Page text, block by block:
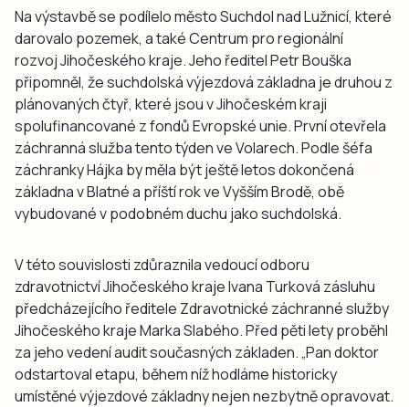
Na výstavbě se podílelo město Suchdol nad Lužnicí, které
darovalo pozemek, a také Centrum pro regionální
rozvoj Jihočeského kraje. Jeho ředitel Petr Bouška
připomněl, že suchdolská výjezdová základna je druhou z
plánovaných čtyř, které jsou v Jihočeském kraji
spolufinancované z fondů Evropské unie. První otevřela
záchranná služba tento týden ve Volarech. Podle šéfa
záchranky Hájka by měla být ještě letos dokončená
základna v Blatné a příští rok ve Vyšším Brodě, obě
vybudované v podobném duchu jako suchdolská.
V této souvislosti zdůraznila vedoucí odboru
zdravotnictví Jihočeského kraje Ivana Turková zásluhu
předcházejícího ředitele Zdravotnické záchranné služby
Jihočeského kraje Marka Slabého. Před pěti lety proběhl
za jeho vedení audit současných základen. „Pan doktor
odstartoval etapu, během níž hodláme historicky
umístěné výjezdové základny nejen nezbytně opravovat.